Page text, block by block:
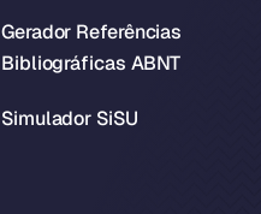
Gerador Referências
Bibliográficas ABNT
Simulador SiSU